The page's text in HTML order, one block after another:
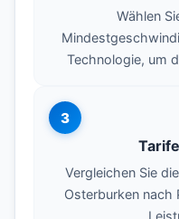
Wählen
Technologie, um
3
Vergleichen Sie
Osterburken nach